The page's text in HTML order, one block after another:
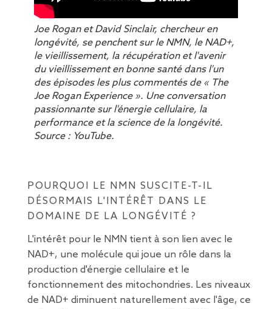
Joe Rogan et David Sinclair, chercheur en
longévité, se penchent sur le NMN, le NAD+,
le vieillissement, la récupération et l'avenir
du vieillissement en bonne santé dans l'un
des épisodes les plus commentés de « The
Joe Rogan Experience». Une conversation
passionnante sur l'énergie cellulaire, la
performance et la science de la longévité.
Source : YouTube.
POURQUOI LE NMN SUSCITE-T-IL
DÉSORMAIS L'INTÉRÊT DANS LE
DOMAINE DE LA LONGÉVITÉ ?
L'intérêt pour le NMN tient à son lien avec le
NAD+, une molécule qui joue un rôle dans la
production d'énergie cellulaire et le
fonctionnement des mitochondries. Les niveaux
de NAD+ diminuent naturellement avec l'âge, ce